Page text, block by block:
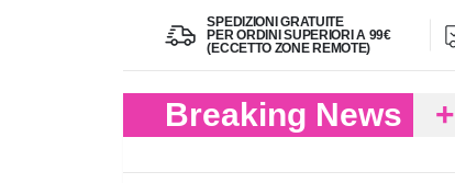
SPEDIZIONI GRATUITE
PER ORDINI SUPERIORI A 99€
(ECCETTO ZONE REMOTE)
Breaking News